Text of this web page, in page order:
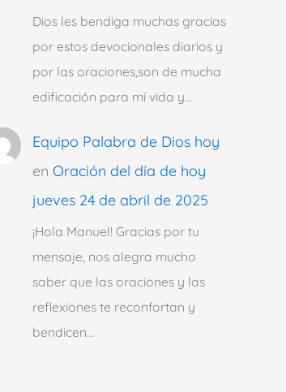
Dios les bendiga muchas gracias
por estos devocionales diarios y
por las oraciones,son de mucha
edificación para mí vida y…
Equipo Palabra de Dios hoy
en Oración del día de hoy
jueves 24 de abril de 2025
¡Hola Manuel! Gracias por tu
mensaje, nos alegra mucho
saber que las oraciones y las
reflexiones te reconfortan y
bendicen…